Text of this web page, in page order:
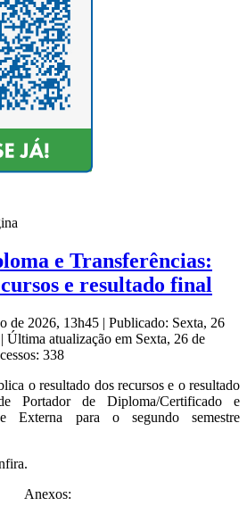
e Transferências:
e resultado final
de 2026, 13h45 | Publicado: Sexta, 26
| Última atualização em Sexta, 26 de
338
o resultado dos recursos e o resultado
Portador de Diploma/Certificado e
e Externa para o segundo semestre
Anexos: